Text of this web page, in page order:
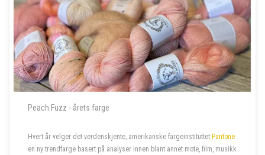
Peach Fuzz - årets farge
Hvert år velger det verdenskjente, amerikanske fargeinstituttet Pantone
en ny trendfarge basert på analyser innen blant annet mote, film, musikk